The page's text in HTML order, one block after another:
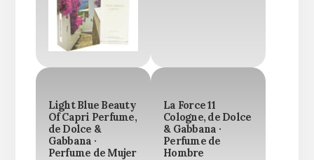
Light Blue Beauty
Of Capri Perfume,
de Dolce &
Gabbana ·
Perfume de Mujer
La Force 11
Cologne, de Dolce
& Gabbana ·
Perfume de
Hombre